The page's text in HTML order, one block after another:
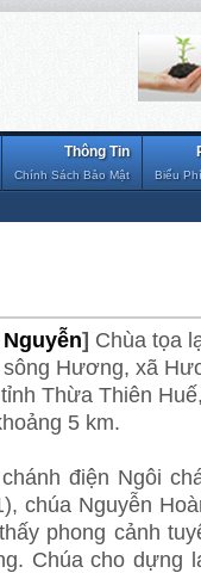
Biểu
Thông Tin
Chính Sách Bảo Mật
] Chùa tọa
sông Hương, xã
Thừa Thiên
5 km.
điện Ngôi
chúa Nguyễn
phong cảnh
Chúa cho dựng